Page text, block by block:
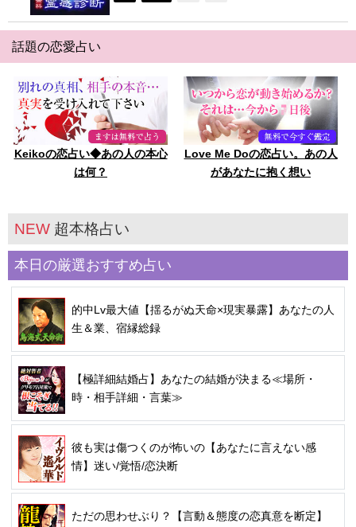
話題の恋愛占い
Keikoの恋占い◆あの人の本心
は何？
Love Me Doの恋占い。あの人
があなたに抱く想い
NEW 超本格占い
本日の厳選おすすめ占い
的中Lv最大値【揺るがぬ天命×現実暴露】あなたの人
生＆業、宿縁総録
【極詳細結婚占】あなたの結婚が決まる≪場所・
時・相手詳細・言葉≫
彼も実は傷つくのが怖いの【あなたに言えない感
情】迷い/覚悟/恋決断
ただの思わせぶり？【言動＆態度の恋真意を断定】